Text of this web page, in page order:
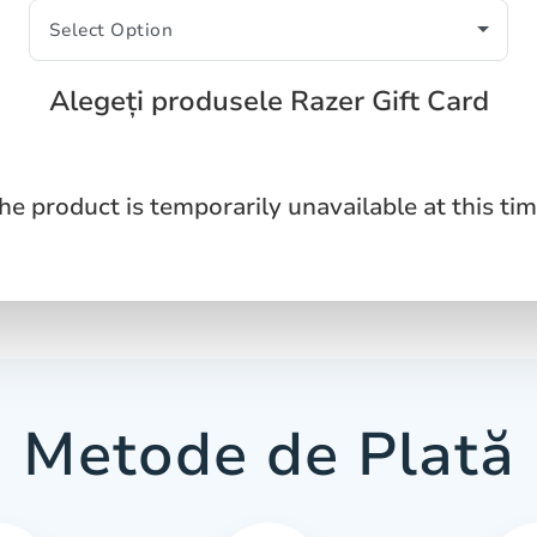
Alegeți produsele Razer Gift Card
product is temporarily unavailable at this
Metode de Plată